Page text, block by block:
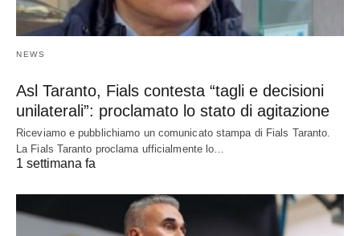
NEWS
Asl Taranto, Fials contesta “tagli e decisioni
unilaterali”: proclamato lo stato di agitazione
Riceviamo e pubblichiamo un comunicato stampa di Fials Taranto.
La Fials Taranto proclama ufficialmente lo…
1 settimana fa